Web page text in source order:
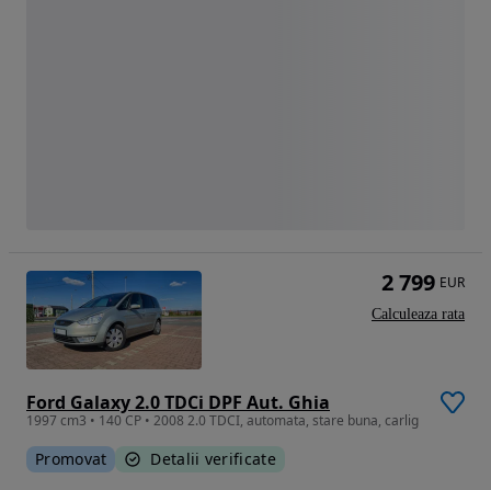
Ford Galaxy 2.0 TDCi DPF Aut. Ghia
1997 cm3 • 140 CP • 2008 2.0 TDCI, automata, stare buna, carlig
Promovat Detalii verificate
2 799 EUR
Calculeaza rata